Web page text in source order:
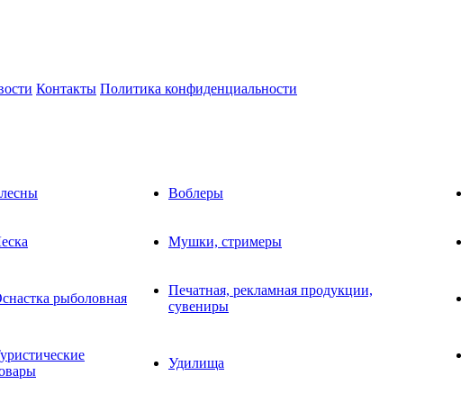
Контакты Политика конфиденциальности
Воблеры
Мушки, стримеры
рыболовная
Печатная, рекламная продукции,
сувениры
Удилища